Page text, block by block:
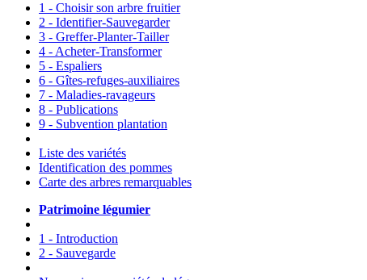
1 - Choisir son arbre fruitier
2 - Identifier-Sauvegarder
3 - Greffer-Planter-Tailler
4 - Acheter-Transformer
5 - Espaliers
6 - Gîtes-refuges-auxiliaires
7 - Maladies-ravageurs
8 - Publications
9 - Subvention plantation
Liste des variétés
Identification des pommes
Carte des arbres remarquables
Patrimoine légumier
1 - Introduction
2 - Sauvegarde